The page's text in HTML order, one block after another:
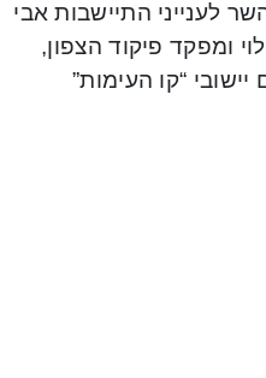
לענייני התיישבות אבי
ומפקד פיקוד הצפון,
“קו העימות”